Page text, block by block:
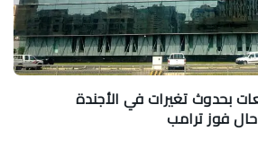
بحدوث تغيرات في الأجندة
حال فوز ترامب